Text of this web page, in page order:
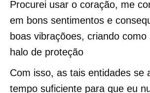
Procurei usar o coração, me
em bons sentimentos e
boas vibraçõoes, criando
halo de proteção
Com isso, as tais entidades se
tempo suficiente para que eu